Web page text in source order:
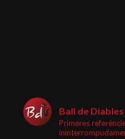
Ball de
Primeres